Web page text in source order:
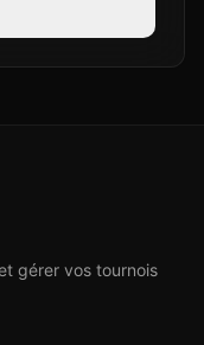
gérer vos tournois